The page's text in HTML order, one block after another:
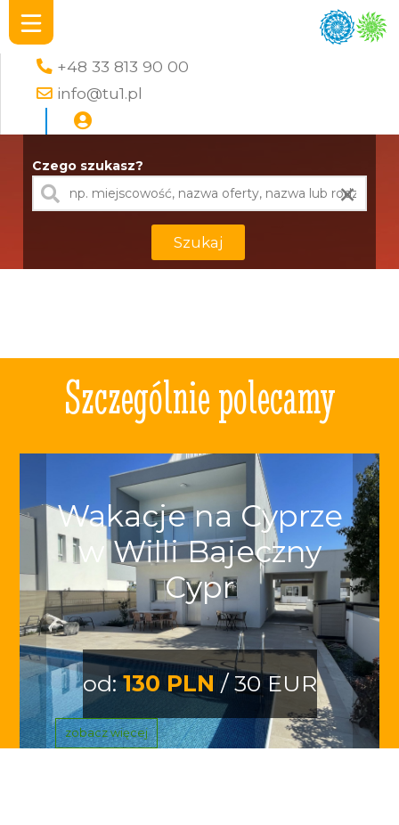
+48 33 813 90 00
info@tu1.pl
Czego szukasz?
×
Szukaj
Szczególnie polecamy
Wakacje na Cyprze
w Willi Bajeczny
Cypr
od:130 PLN / 30 EUR
zobacz więcej